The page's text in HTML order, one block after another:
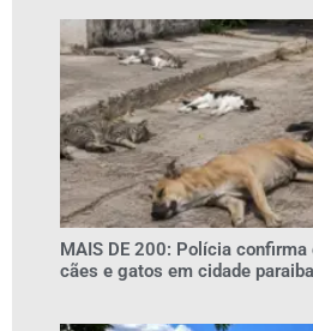
MAIS DE 200: Polícia confirma
cães e gatos em cidade